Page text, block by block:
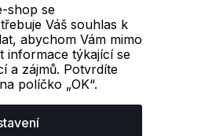
493
|Další informace|Ochrana osobních
shop se
Váš souhlas k
abychom Vám mimo
informace týkající se
a zájmů. Potvrdíte
políčko „OK“.